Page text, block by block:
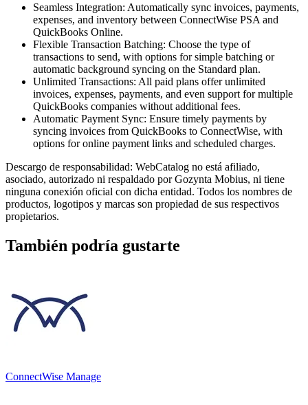
Seamless Integration: Automatically sync invoices, payments,
expenses, and inventory between ConnectWise PSA and
QuickBooks Online.
Flexible Transaction Batching: Choose the type of
transactions to send, with options for simple batching or
automatic background syncing on the Standard plan.
Unlimited Transactions: All paid plans offer unlimited
invoices, expenses, payments, and even support for multiple
QuickBooks companies without additional fees.
Automatic Payment Sync: Ensure timely payments by
syncing invoices from QuickBooks to ConnectWise, with
options for online payment links and scheduled charges.
Descargo de responsabilidad: WebCatalog no está afiliado,
asociado, autorizado ni respaldado por Gozynta Mobius, ni tiene
ninguna conexión oficial con dicha entidad. Todos los nombres de
productos, logotipos y marcas son propiedad de sus respectivos
propietarios.
También podría gustarte
ConnectWise Manage